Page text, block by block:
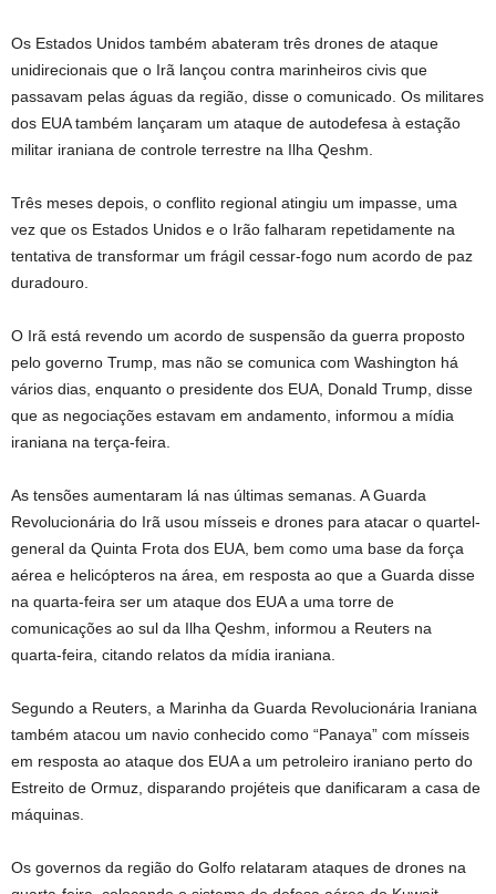
Os Estados Unidos também abateram três drones de ataque
unidirecionais que o Irã lançou contra marinheiros civis que
passavam pelas águas da região, disse o comunicado. Os militares
dos EUA também lançaram um ataque de autodefesa à estação
militar iraniana de controle terrestre na Ilha Qeshm.
Três meses depois, o conflito regional atingiu um impasse, uma
vez que os Estados Unidos e o Irão falharam repetidamente na
tentativa de transformar um frágil cessar-fogo num acordo de paz
duradouro.
O Irã está revendo um acordo de suspensão da guerra proposto
pelo governo Trump, mas não se comunica com Washington há
vários dias, enquanto o presidente dos EUA, Donald Trump, disse
que as negociações estavam em andamento, informou a mídia
iraniana na terça-feira.
As tensões aumentaram lá nas últimas semanas. A Guarda
Revolucionária do Irã usou mísseis e drones para atacar o quartel-
general da Quinta Frota dos EUA, bem como uma base da força
aérea e helicópteros na área, em resposta ao que a Guarda disse
na quarta-feira ser um ataque dos EUA a uma torre de
comunicações ao sul da Ilha Qeshm, informou a Reuters na
quarta-feira, citando relatos da mídia iraniana.
Segundo a Reuters, a Marinha da Guarda Revolucionária Iraniana
também atacou um navio conhecido como “Panaya” com mísseis
em resposta ao ataque dos EUA a um petroleiro iraniano perto do
Estreito de Ormuz, disparando projéteis que danificaram a casa de
máquinas.
Os governos da região do Golfo relataram ataques de drones na